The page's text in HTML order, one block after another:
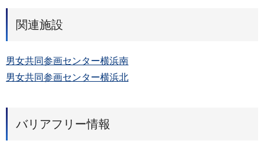
関連施設
男女共同参画センター横浜南
男女共同参画センター横浜北
バリアフリー情報